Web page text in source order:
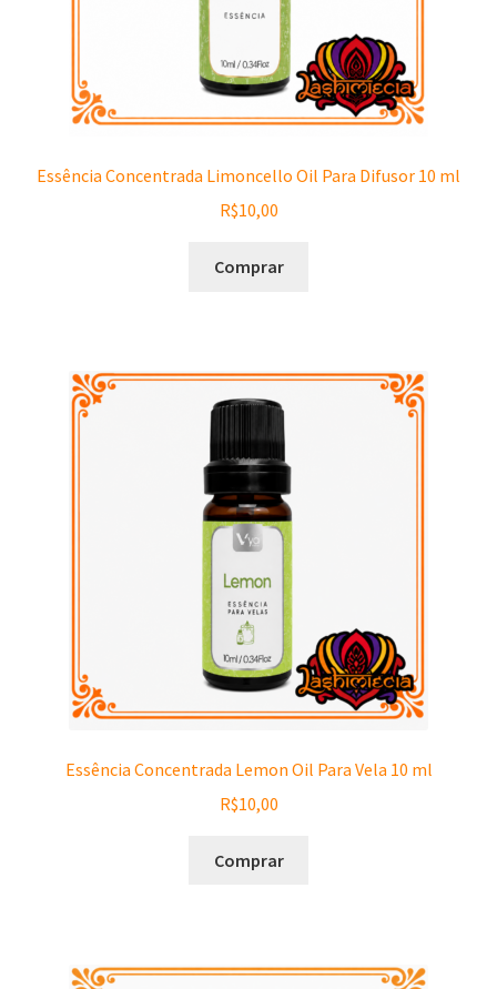
Essência Concentrada Limoncello Oil Para Difusor 10 ml
R$10,00
Comprar
Essência Concentrada Lemon Oil Para Vela 10 ml
R$10,00
Comprar